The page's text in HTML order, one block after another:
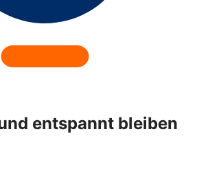
entspannt bleiben